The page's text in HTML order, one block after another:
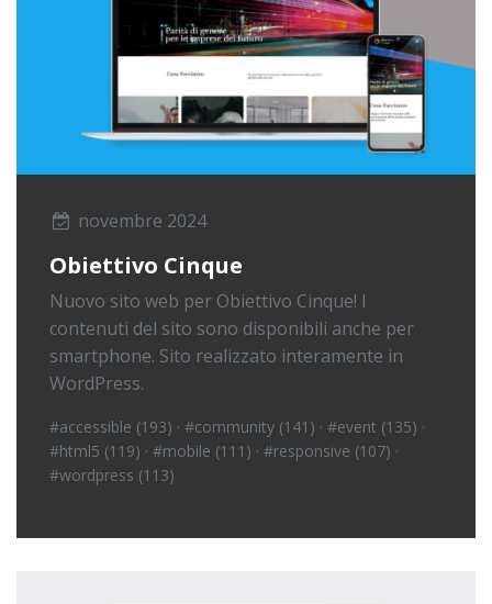
novembre 2024
Obiettivo Cinque
Nuovo sito web per Obiettivo Cinque! I
contenuti del sito sono disponibili anche per
smartphone. Sito realizzato interamente in
WordPress.
#accessible (193) · #community (141) · #event (135) ·
#html5 (119) · #mobile (111) · #responsive (107) ·
#wordpress (113)